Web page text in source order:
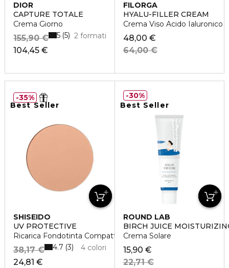
DIOR
CAPTURE TOTALE
Crema Giorno
104,45 €
155,90 € 2 formati
5 5
FILORGA
HYALU-FILLER CREAM
Crema Viso Acido Ialuronico
48,00 €
64,00 €
Best Seller
SHISEIDO
UV PROTECTIVE
Ricarica Fondotinta Compatto SPF30
24,81 €
38,17 € 4 colori
4.7 3
35%
Best Seller
ROUND LAB
BIRCH JUICE
Crema Solare
15,90 €
22,71 €
30%